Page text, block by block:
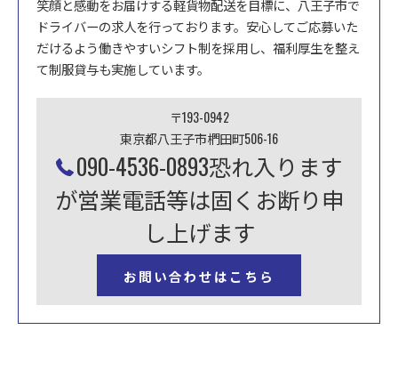
笑顔と感動をお届けする軽貨物配送を目標に、八王子市で
ドライバーの求人を行っております。安心してご応募いた
だけるよう働きやすいシフト制を採用し、福利厚生を整え
て制服貸与も実施しています。
〒193-0942
東京都八王子市椚田町506-16
090-4536-0893恐れ入ります
が営業電話等は固くお断り申
し上げます
お問い合わせはこちら